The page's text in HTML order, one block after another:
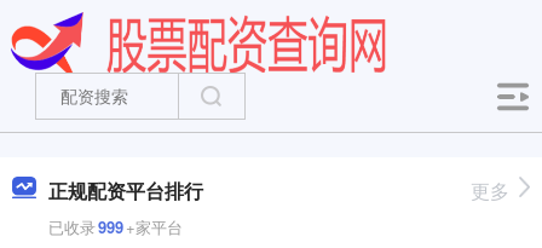
正规配资平台排行
已收录999+家平台
更多